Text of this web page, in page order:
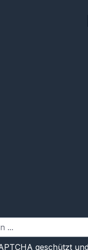
geschützt